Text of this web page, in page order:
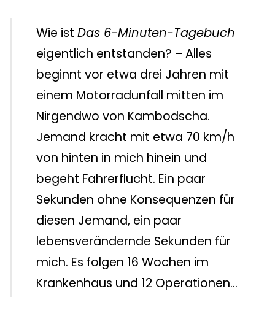
Wie ist Das 6-Minuten-Tagebuch
eigentlich entstanden? – Alles
beginnt vor etwa drei Jahren mit
einem Motorradunfall mitten im
Nirgendwo von Kambodscha.
Jemand kracht mit etwa 70 km/h
von hinten in mich hinein und
begeht Fahrerflucht. Ein paar
Sekunden ohne Konsequenzen für
diesen Jemand, ein paar
lebensverändernde Sekunden für
mich. Es folgen 16 Wochen im
Krankenhaus und 12 Operationen...